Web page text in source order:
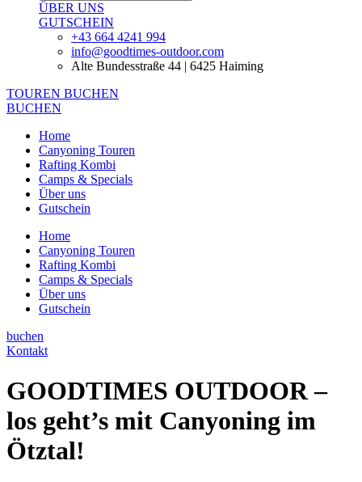
ÜBER UNS
GUTSCHEIN
+43 664 4241 994
info@goodtimes-outdoor.com
Alte Bundesstraße 44 | 6425 Haiming
TOUREN BUCHEN
BUCHEN
Home
Canyoning Touren
Rafting Kombi
Camps & Specials
Über uns
Gutschein
Home
Canyoning Touren
Rafting Kombi
Camps & Specials
Über uns
Gutschein
buchen
Kontakt
GOODTIMES OUTDOOR –
los geht’s mit Canyoning im
Ötztal!